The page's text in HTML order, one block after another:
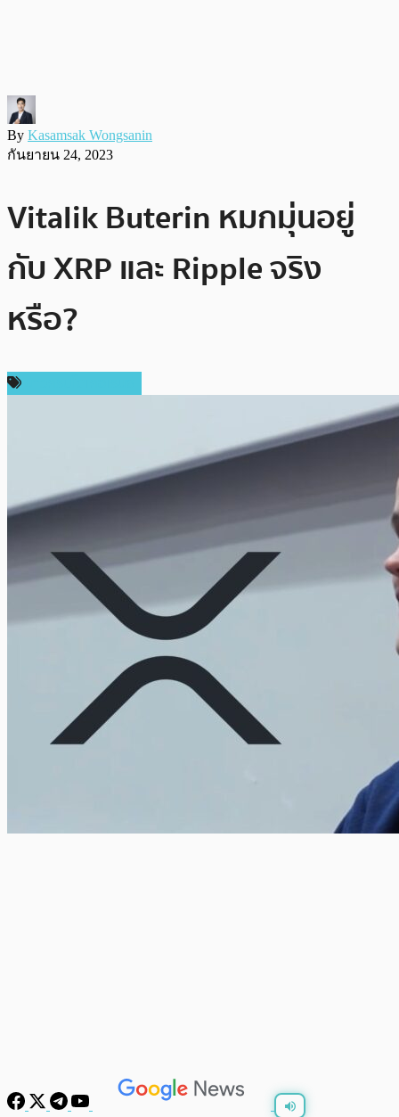
By Kasamsak Wongsanin
กันยายน 24, 2023
Vitalik Buterin หมกมุ่นอยู่
กับ XRP และ Ripple จริง
หรือ?